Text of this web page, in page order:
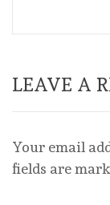
LEAVE A
Your email
fields are